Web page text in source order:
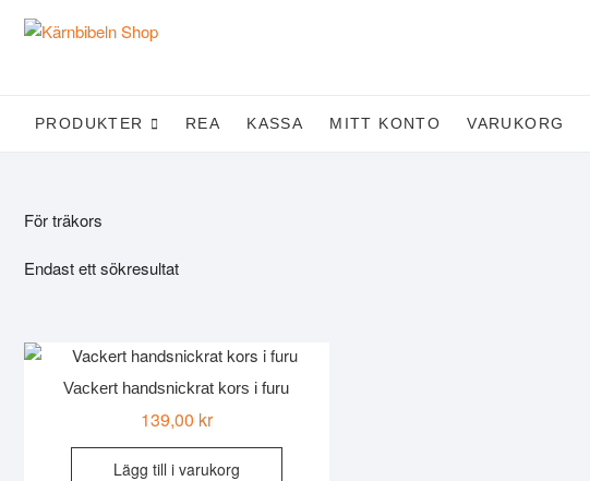
PRODUKTER REA KASSA MITT KONTO VARUKORG
För träkors
Endast ett sökresultat
Vackert handsnickrat kors i furu
139,00 kr
Lägg till i varukorg